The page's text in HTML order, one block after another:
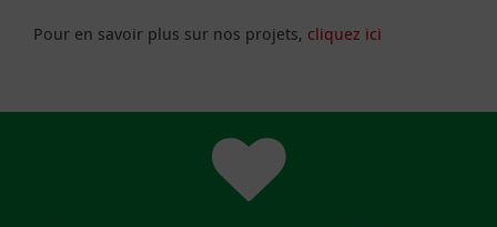
Pour en savoir plus sur nos projets, cliquez ici